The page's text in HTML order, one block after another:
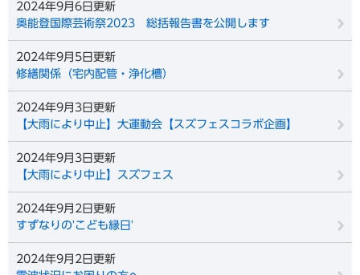
2024年9月6日更新
奥能登国際芸術祭2023 総括報告書を公開します
2024年9月5日更新
修繕関係（宅内配管・浄化槽）
2024年9月3日更新
【大雨により中止】大運動会【スズフェスコラボ企画】
2024年9月3日更新
【大雨により中止】スズフェス
2024年9月2日更新
すずなりの'こども縁日'
2024年9月2日更新